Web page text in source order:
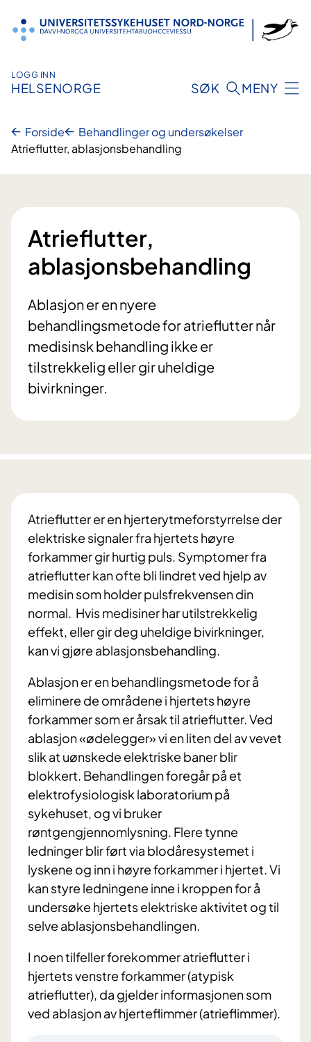
innhold
LOGG INN
HELSENORGE SØK MENY
Forside
Behandlinger og undersøkelser
Atrieflutter, ablasjonsbehandling
Atrieflutter,
ablasjonsbehandling
Ablasjon er en nyere
behandlingsmetode for atrieflutter når
medisinsk behandling ikke er
tilstrekkelig eller gir uheldige
bivirkninger.
Atrieflutter er en hjerterytmeforstyrrelse der
elektriske signaler fra hjertets høyre
forkammer gir hurtig puls. Symptomer fra
atrieflutter kan ofte bli lindret ved hjelp av
medisin som holder pulsfrekvensen din
normal. Hvis medisiner har utilstrekkelig
effekt, eller gir deg uheldige bivirkninger,
kan vi gjøre ablasjonsbehandling.
Ablasjon er en behandlingsmetode for å
eliminere de områdene i hjertets høyre
forkammer som er årsak til atrieflutter. Ved
ablasjon «ødelegger» vi en liten del av vevet
slik at uønskede elektriske baner blir
blokkert. Behandlingen foregår på et
elektrofysiologisk laboratorium på
sykehuset, og vi bruker
røntgengjennomlysning. Flere tynne
ledninger blir ført via blodåresystemet i
lyskene og inn i høyre forkammer i hjertet. Vi
kan styre ledningene inne i kroppen for å
undersøke hjertets elektriske aktivitet og til
selve ablasjonsbehandlingen.
I noen tilfeller forekommer atrieflutter i
hjertets venstre forkammer (atypisk
atrieflutter), da gjelder informasjonen som
ved ablasjon av hjerteflimmer (atrieflimmer).